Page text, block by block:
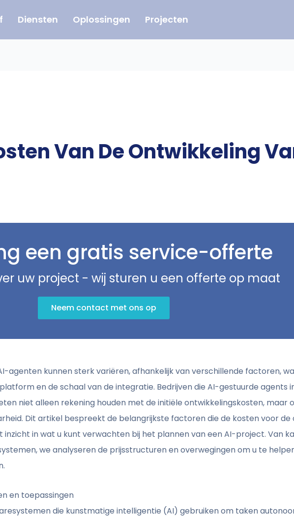
Diensten Oplossingen Projecten
Van De Ontwikkeling
een gratis service-offerte
uw project - wij sturen u een offerte op maat
Neem contact met ons op
agenten kunnen sterk variëren, afhankelijk van verschillende factoren,
en de schaal van de integratie. Bedrijven die AI-gestuurde agents
niet alleen rekening houden met de initiële ontwikkelingskosten, maar
Dit artikel bespreekt de belangrijkste factoren die de kosten voor de
in wat u kunt verwachten bij het plannen van een AI-project. Van
we analyseren de prijsstructuren en overwegingen om u te
en toepassingen
die kunstmatige intelligentie (AI) gebruiken om taken